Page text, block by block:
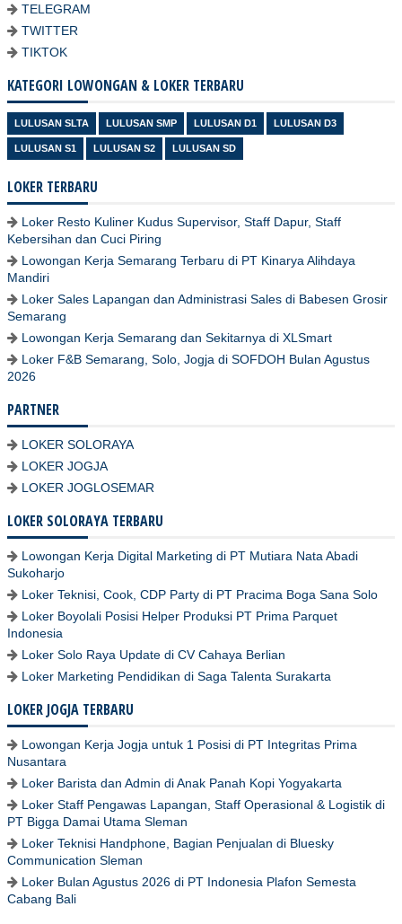
TELEGRAM
TWITTER
TIKTOK
KATEGORI LOWONGAN & LOKER TERBARU
LULUSAN SLTA LULUSAN SMP LULUSAN D1 LULUSAN D3
LULUSAN S1 LULUSAN S2 LULUSAN SD
LOKER TERBARU
Loker Resto Kuliner Kudus Supervisor, Staff Dapur, Staff
Kebersihan dan Cuci Piring
Lowongan Kerja Semarang Terbaru di PT Kinarya Alihdaya
Mandiri
Loker Sales Lapangan dan Administrasi Sales di Babesen Grosir
Semarang
Lowongan Kerja Semarang dan Sekitarnya di XLSmart
Loker F&B Semarang, Solo, Jogja di SOFDOH Bulan Agustus
2026
PARTNER
LOKER SOLORAYA
LOKER JOGJA
LOKER JOGLOSEMAR
LOKER SOLORAYA TERBARU
Lowongan Kerja Digital Marketing di PT Mutiara Nata Abadi
Sukoharjo
Loker Teknisi, Cook, CDP Party di PT Pracima Boga Sana Solo
Loker Boyolali Posisi Helper Produksi PT Prima Parquet
Indonesia
Loker Solo Raya Update di CV Cahaya Berlian
Loker Marketing Pendidikan di Saga Talenta Surakarta
LOKER JOGJA TERBARU
Lowongan Kerja Jogja untuk 1 Posisi di PT Integritas Prima
Nusantara
Loker Barista dan Admin di Anak Panah Kopi Yogyakarta
Loker Staff Pengawas Lapangan, Staff Operasional & Logistik di
PT Bigga Damai Utama Sleman
Loker Teknisi Handphone, Bagian Penjualan di Bluesky
Communication Sleman
Loker Bulan Agustus 2026 di PT Indonesia Plafon Semesta
Cabang Bali